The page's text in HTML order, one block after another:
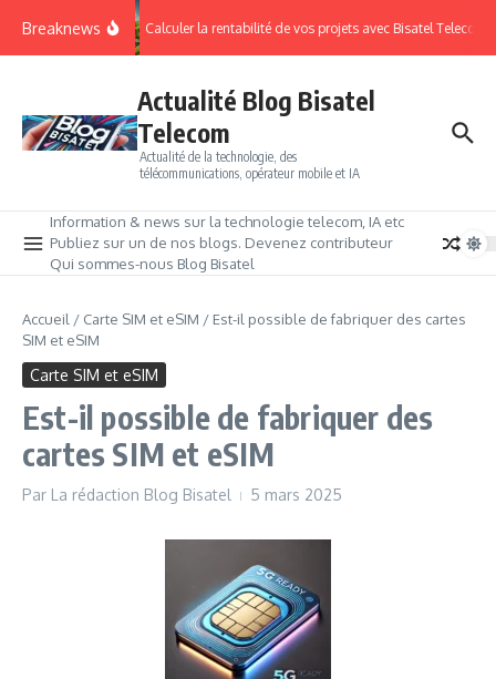
Breaknews Calculer la rentabilité de vos projets avec Bisatel Telecom.
Actualité Blog Bisatel
Telecom
Actualité de la technologie, des
télécommunications, opérateur mobile et IA
Information & news sur la technologie telecom, IA etc
Publiez sur un de nos blogs. Devenez contributeur
Qui sommes-nous Blog Bisatel
Accueil / Carte SIM et eSIM / Est-il possible de fabriquer des cartes
SIM et eSIM
Carte SIM et eSIM
Est-il possible de fabriquer des
cartes SIM et eSIM
Par La rédaction Blog Bisatel 5 mars 2025